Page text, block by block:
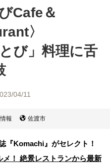
Cafe＆
〉
び」料理に舌
04/11
報 佐渡市
『Komachi』がセレクト！
！ 絶景レストランから最新